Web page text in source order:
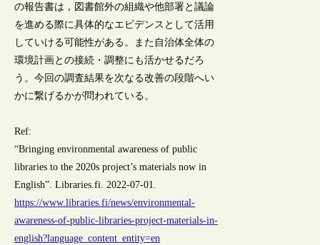
の報告書は，図書館外の組織や他部署と議論
を進める際に具体的なエビデンスとして活用
していける可能性がある。また自治体全体の
環境計画との接続・調整にも活かせるだろ
う。今回の調査結果を次なる改善の段階へい
かに繋げるかが問われている。
Ref:
“Bringing environmental awareness of public
libraries to the 2020s project’s materials now in
English”. Libraries.fi. 2022-07-01.
https://www.libraries.fi/news/environmental-
awareness-of-public-libraries-project-materials-in-
english?language_content_entity=en